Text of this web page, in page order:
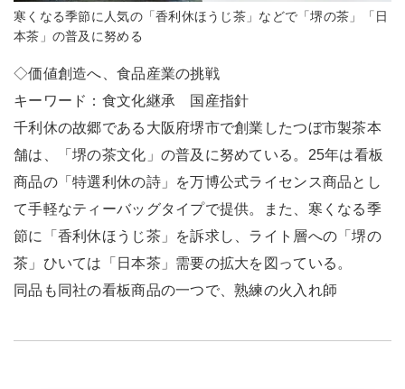
寒くなる季節に人気の「香利休ほうじ茶」などで「堺の茶」「日
本茶」の普及に努める
◇価値創造へ、食品産業の挑戦
キーワード：食文化継承 国産指針
千利休の故郷である大阪府堺市で創業したつぼ市製茶本
舗は、「堺の茶文化」の普及に努めている。25年は看板
商品の「特選利休の詩」を万博公式ライセンス商品とし
て手軽なティーバッグタイプで提供。また、寒くなる季
節に「香利休ほうじ茶」を訴求し、ライト層への「堺の
茶」ひいては「日本茶」需要の拡大を図っている。
同品も同社の看板商品の一つで、熟練の火入れ師